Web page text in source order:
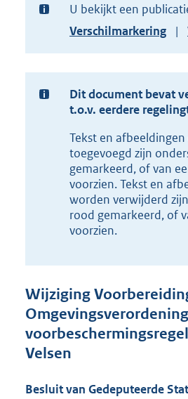
U bekijkt een
Toon
versie
van
document
Verschilmarkering
Dit document bevat
t.o.v. eerdere
Tekst en
toegevoegd zijn
gemarkeerd, of van
voorzien. Tekst en
worden verwijderd
rood gemarkeerd, of
voorzien.
Wijziging
Velsen
Besluit van Gedeputeerde